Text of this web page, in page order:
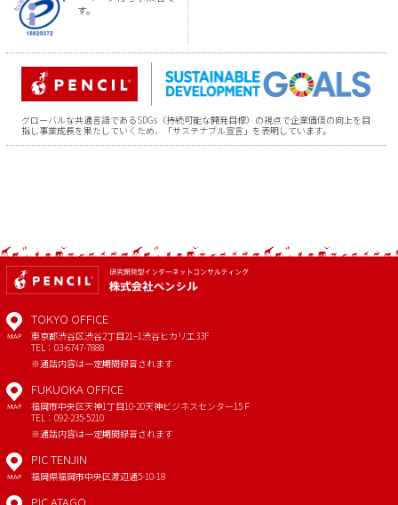
す。
グローバルな共通言語であるSDGs（持続可能な開発目標）の視点で企業価値の向上を目
指し事業成長を果たしていくため、「サステナブル宣言」を表明しています。
MAP
TOKYO OFFICE
東京都渋谷区渋谷2丁目21−1渋谷ヒカリエ33F
TEL：03-6747-7888
※通話内容は一定期間録音されます
MAP
FUKUOKA OFFICE
福岡市中央区天神1丁目10-20天神ビジネスセンター15Ｆ
TEL：092-235-5210
※通話内容は一定期間録音されます
MAP
PIC TENJIN
福岡県福岡市中央区渡辺通5-10-18